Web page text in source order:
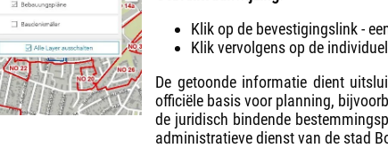
Klik op de bevestigingslink -
Klik vervolgens op de
De getoonde informatie dient
officiële basis voor planning,
de juridisch bindende
administratieve dienst van de stad